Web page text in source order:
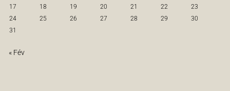
17
18 19 20 21 22
23
24
25 26 27 28 29
30
31
« Fév